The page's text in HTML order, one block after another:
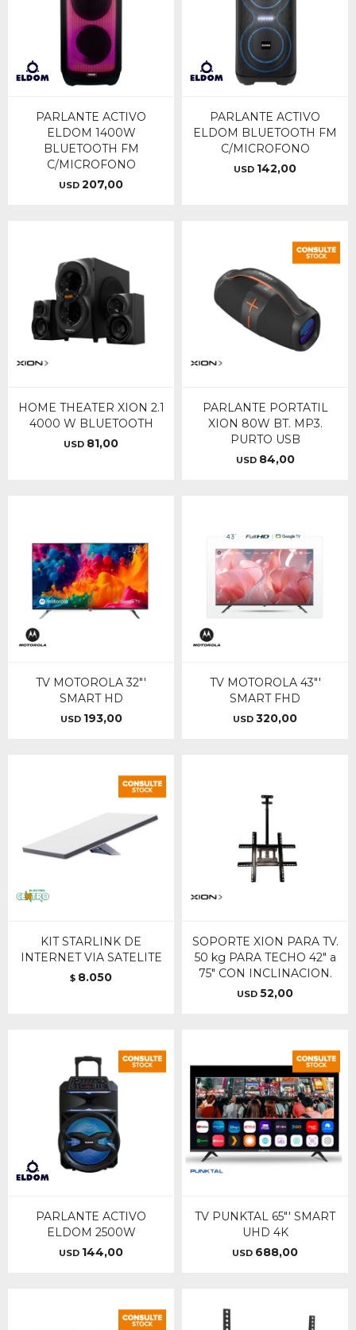
PARLANTE ACTIVO
ELDOM 1400W
BLUETOOTH FM
C/MICROFONO
USD 207,00
PARLANTE ACTIVO
ELDOM BLUETOOTH FM
C/MICROFONO
USD 142,00
HOME THEATER XION 2.1
4000 W BLUETOOTH
USD 81,00
PARLANTE PORTATIL
XION 80W BT. MP3.
PURTO USB
USD 84,00
TV MOTOROLA 32"'
SMART HD
USD 193,00
TV MOTOROLA 43"'
SMART FHD
USD 320,00
KIT STARLINK DE
INTERNET VIA SATELITE
$ 8.050
SOPORTE XION PARA TV.
50 kg PARA TECHO 42" a
75" CON INCLINACION.
USD 52,00
PARLANTE ACTIVO
ELDOM 2500W
USD 144,00
TV PUNKTAL 65"' SMART
UHD 4K
USD 688,00